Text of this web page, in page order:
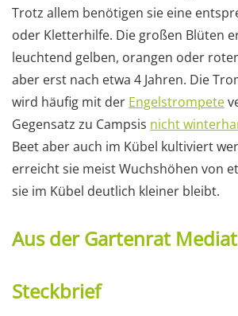
Trotz allem benötigen sie eine
oder Kletterhilfe. Die großen Blüten
leuchtend gelben, orangen oder
aber erst nach etwa 4 Jahren. Die
wird häufig mit der Engelstrompete
Gegensatz zu Campsis nicht
Beet aber auch im Kübel kultiviert
erreicht sie meist Wuchshöhen von
sie im Kübel deutlich kleiner bleibt.
Aus der Gartenrat
Steckbrief